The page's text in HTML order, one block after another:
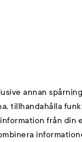
annan
tillhandahålla
från din